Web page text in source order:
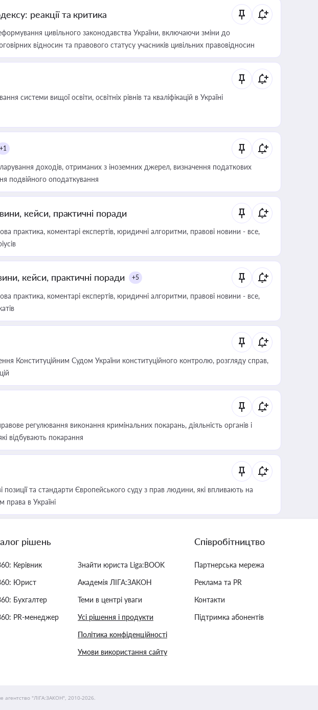
реакції та критика
цивільного законодавства України, включаючи зміни до
відносин та правового статусу учасників цивільних правовідносин
системи вищої освіти, освітніх рівнів та кваліфікацій в Україні
+1
доходів, отриманих з іноземних джерел, визначення податкових
подвійного оподаткування
кейси, практичні поради
практика, коментарі експертів, юридичні алгоритми, правові новини - все,
кейси, практичні поради +5
практика, коментарі експертів, юридичні алгоритми, правові новини - все,
Конституційним Судом України конституційного контролю, розгляду справ,
регулювання виконання кримінальних покарань, діяльність органів і
відбувають покарання
та стандарти Європейського суду з прав людини, які впливають на
права в Україні
рішень
Керівник
Юрист
Бухгалтер
PR-менеджер
Знайти юриста Liga:BOOK
Академія ЛІГА:ЗАКОН
Теми в центрі уваги
Усі рішення і продукти
Політика конфіденційності
Умови використання сайту
Співробітництво
Партнерська мережа
Реклама та PR
Контакти
Підтримка абонентів
агентство "ЛІГА:ЗАКОН", 2010-2026.